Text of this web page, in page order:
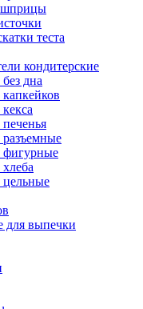
шприцы
теста
кондитерские
дна
выпечки